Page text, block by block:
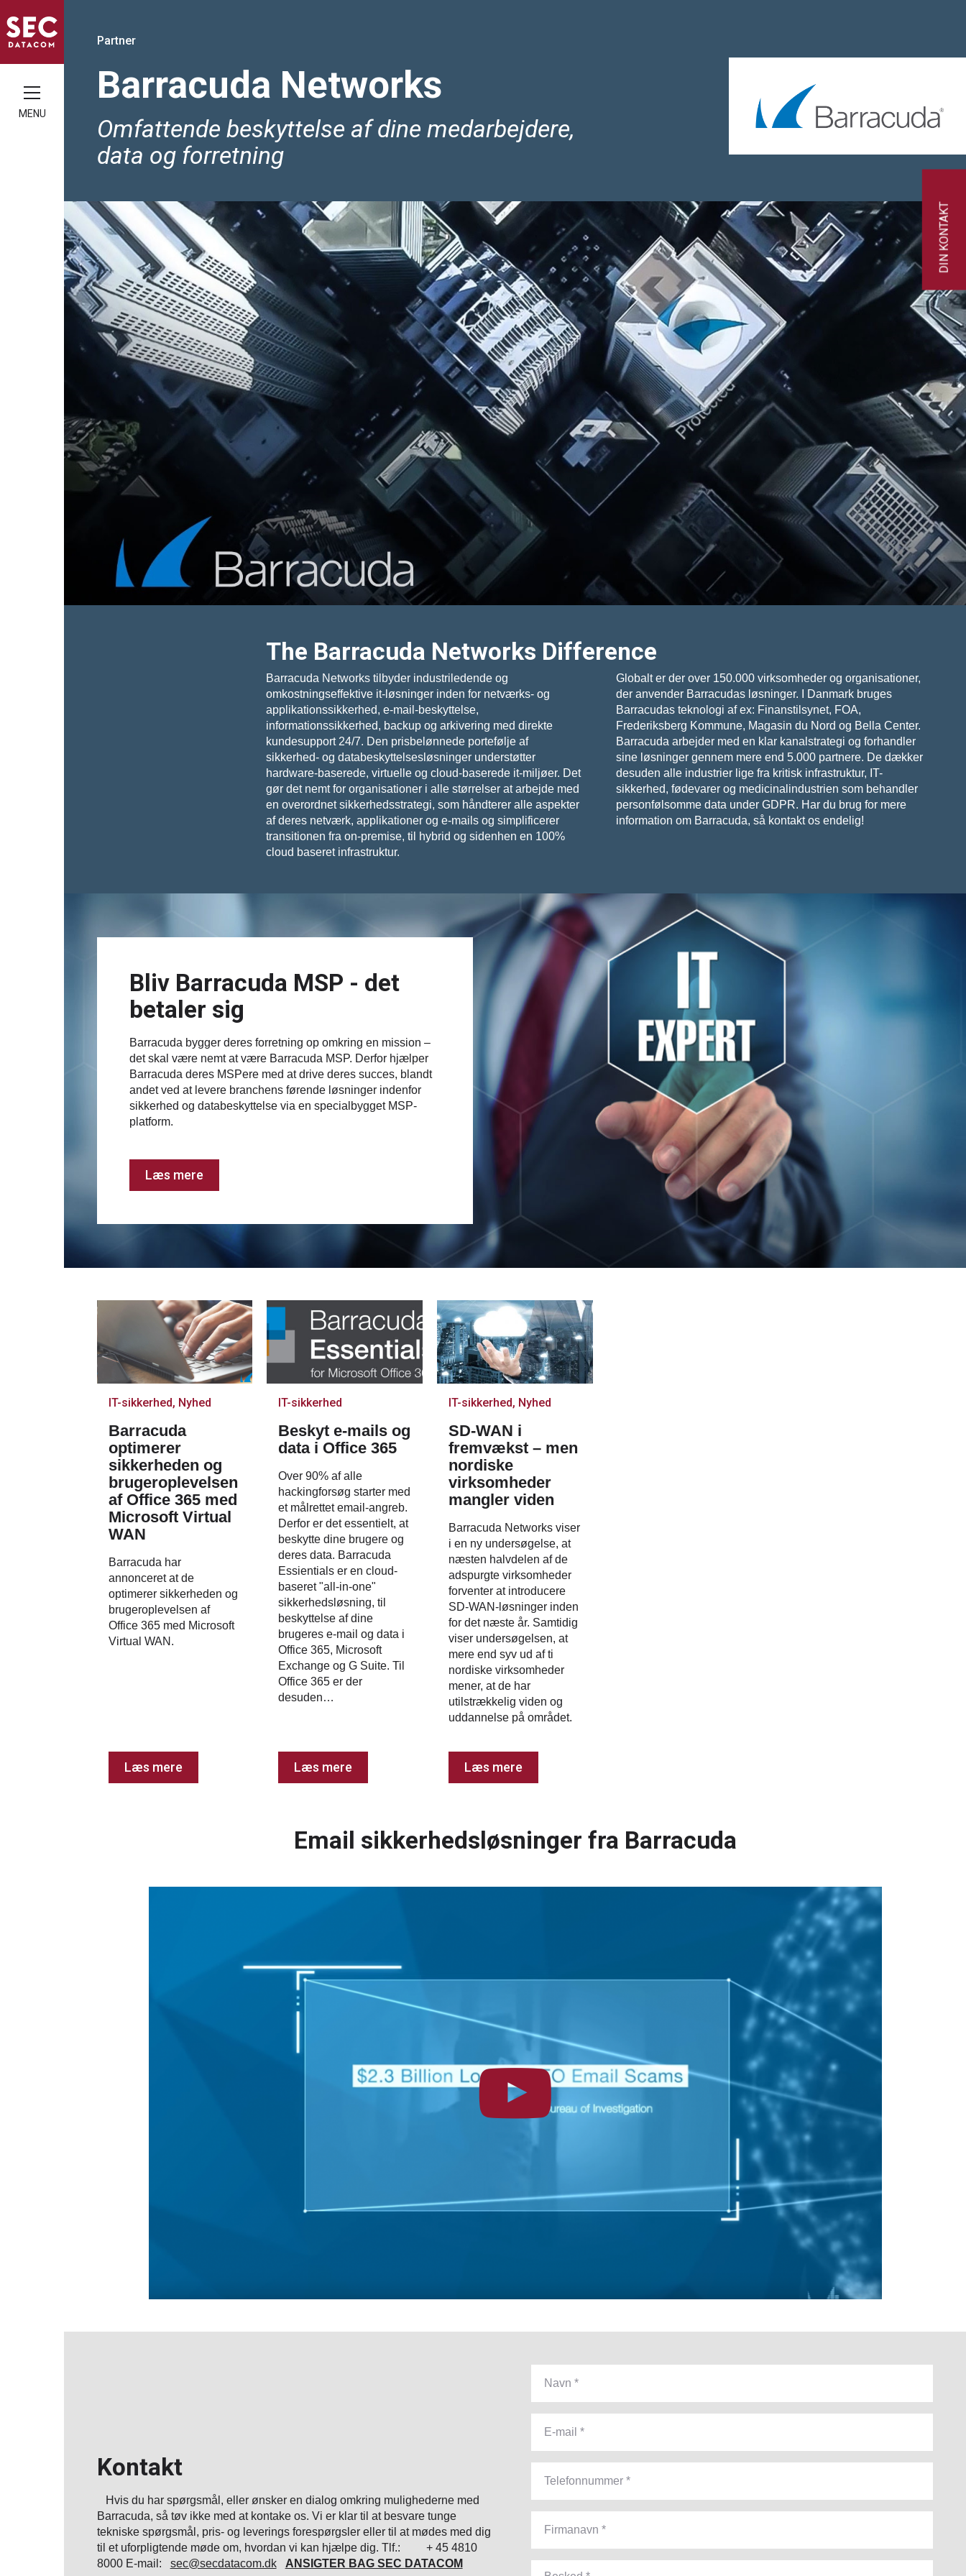
MENU
Partner
Barracuda Networks
Omfattende beskyttelse af dine medarbejdere,
data og forretning
The Barracuda Networks Difference
Barracuda Networks tilbyder industriledende og
omkostningseffektive it-løsninger inden for netværks- og
applikationssikkerhed, e-mail-beskyttelse,
informationssikkerhed, backup og arkivering med direkte
kundesupport 24/7. Den prisbelønnede portefølje af
sikkerhed- og databeskyttelsesløsninger understøtter
hardware-baserede, virtuelle og cloud-baserede it-miljøer. Det
gør det nemt for organisationer i alle størrelser at arbejde med
en overordnet sikkerhedsstrategi, som håndterer alle aspekter
af deres netværk, applikationer og e-mails og simplificerer
transitionen fra on-premise, til hybrid og sidenhen en 100%
cloud baseret infrastruktur.
Globalt er der over 150.000 virksomheder og organisationer,
der anvender Barracudas løsninger. I Danmark bruges
Barracudas teknologi af ex: Finanstilsynet, FOA,
Frederiksberg Kommune, Magasin du Nord og Bella Center.
Barracuda arbejder med en klar kanalstrategi og forhandler
sine løsninger gennem mere end 5.000 partnere. De dækker
desuden alle industrier lige fra kritisk infrastruktur, IT-
sikkerhed, fødevarer og medicinalindustrien som behandler
personfølsomme data under GDPR. Har du brug for mere
information om Barracuda, så kontakt os endelig!
DIN KONTAKT
Bliv Barracuda MSP - det
betaler sig
Barracuda bygger deres forretning op omkring en mission –
det skal være nemt at være Barracuda MSP. Derfor hjælper
Barracuda deres MSPere med at drive deres succes, blandt
andet ved at levere branchens førende løsninger indenfor
sikkerhed og databeskyttelse via en specialbygget MSP-
platform.
Læs mere
IT-sikkerhed, Nyhed
Barracuda
optimerer
sikkerheden og
brugeroplevelsen
af Office 365 med
Microsoft Virtual
WAN
Barracuda har
annonceret at de
optimerer sikkerheden og
brugeroplevelsen af
Office 365 med Microsoft
Virtual WAN.
Læs mere
IT-sikkerhed
Beskyt e-mails og
data i Office 365
Over 90% af alle
hackingforsøg starter med
et målrettet email-angreb.
Derfor er det essentielt, at
beskytte dine brugere og
deres data. Barracuda
Essientials er en cloud-
baseret "all-in-one"
sikkerhedsløsning, til
beskyttelse af dine
brugeres e-mail og data i
Office 365, Microsoft
Exchange og G Suite. Til
Office 365 er der
desuden…
Læs mere
IT-sikkerhed, Nyhed
SD-WAN i
fremvækst – men
nordiske
virksomheder
mangler viden
Barracuda Networks viser
i en ny undersøgelse, at
næsten halvdelen af de
adspurgte virksomheder
forventer at introducere
SD-WAN-løsninger inden
for det næste år. Samtidig
viser undersøgelsen, at
mere end syv ud af ti
nordiske virksomheder
mener, at de har
utilstrækkelig viden og
uddannelse på området.
Læs mere
Email sikkerhedsløsninger fra Barracuda
Kontakt
Hvis du har spørgsmål, eller ønsker en dialog omkring mulighederne med
Barracuda, så tøv ikke med at kontake os. Vi er klar til at besvare tunge
tekniske spørgsmål, pris- og leverings forespørgsler eller til at mødes med dig
til et uforpligtende møde om, hvordan vi kan hjælpe dig. Tlf.: + 45 4810
8000 E-mail: sec@secdatacom.dk ANSIGTER BAG SEC DATACOM